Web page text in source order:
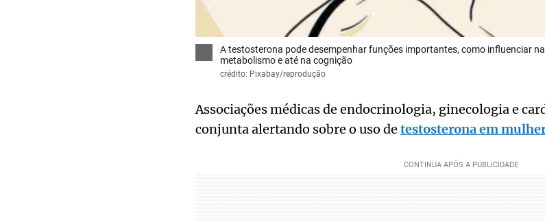
A testosterona pode desempenhar funções importantes, como influenciar
metabolismo e até na cognição
crédito: Pixabay/reprodução
Associações médicas de endocrinologia, ginecologia e
conjunta alertando sobre o uso de testosterona em